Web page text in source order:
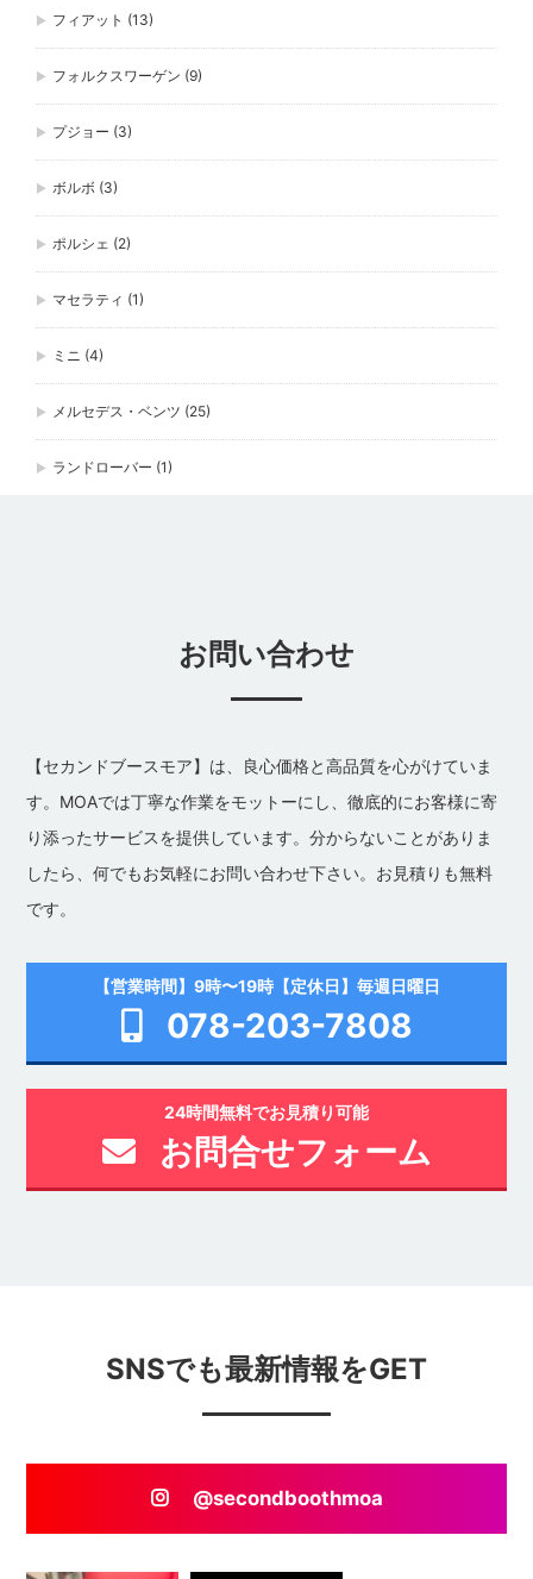
フィアット (13)
フォルクスワーゲン (9)
プジョー (3)
ボルボ (3)
ポルシェ (2)
マセラティ (1)
ミニ (4)
メルセデス・ベンツ (25)
ランドローバー (1)
お問い合わせ
【セカンドブースモア】は、良心価格と高品質を心がけていま
す。MOAでは丁寧な作業をモットーにし、徹底的にお客様に寄
り添ったサービスを提供しています。分からないことがありま
したら、何でもお気軽にお問い合わせ下さい。お見積りも無料
です。
【営業時間】9時〜19時【定休日】毎週日曜日
078-203-7808
24時間無料でお見積り可能
お問合せフォーム
SNSでも最新情報をGET
@secondboothmoa